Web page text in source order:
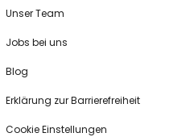
Unser Team
Jobs bei uns
Blog
Erklärung zur Barrierefreiheit
Cookie Einstellungen